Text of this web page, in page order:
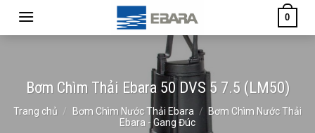
0
Bơm Chìm Thải Ebara 50 DVS 5 7.5 (LM50)
Trang chủ / Bơm Chìm Nước Thải Ebara /
Bơm Chìm Nước Thải
Ebara - Gang Đúc